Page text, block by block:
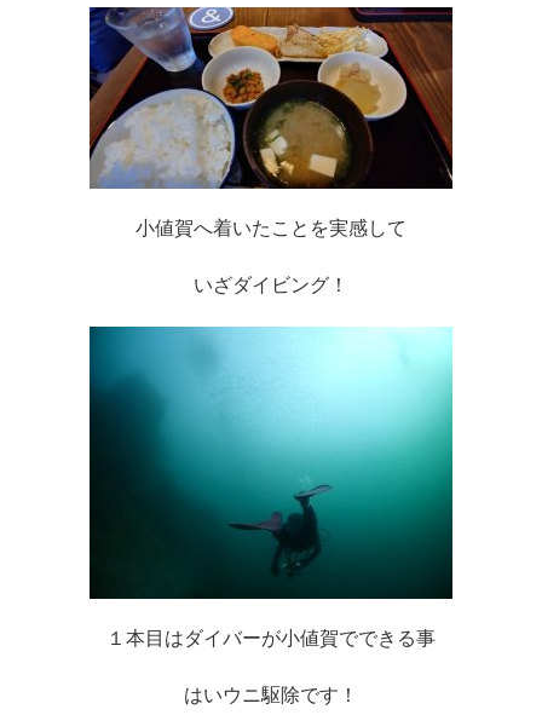
小値賀へ着いたことを実感して
いざダイビング！
１本目はダイバーが小値賀でできる事
はいウニ駆除です！